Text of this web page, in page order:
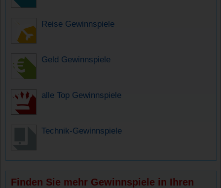
Reise Gewinnspiele
Geld Gewinnspiele
alle Top Gewinnspiele
Technik-Gewinnspiele
Finden Sie mehr Gewinnspiele in Ihren